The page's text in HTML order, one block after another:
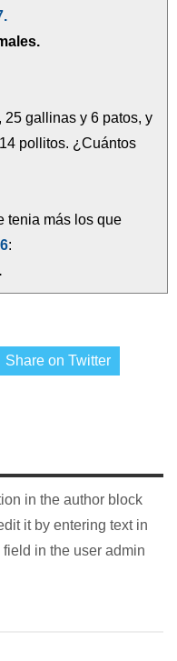
gallinas y 6 patos, y
pollitos. ¿Cuántos
tenia más los que
:
Share on Twitter
in the author block
it by entering text in
in the user admin